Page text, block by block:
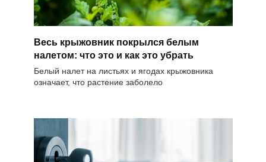
Весь крыжовник покрылся белым
налетом: что это и как это убрать
Белый налет на листьях и ягодах крыжовника
означает, что растение заболело